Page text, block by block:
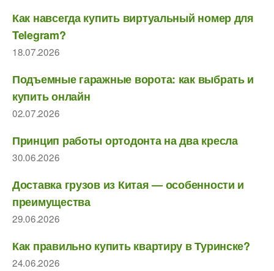
Как навсегда купить виртуальный номер для
Telegram?
18.07.2026
Подъемные гаражные ворота: как выбрать и
купить онлайн
02.07.2026
Принцип работы ортодонта на два кресла
30.06.2026
Доставка грузов из Китая — особенности и
преимущества
29.06.2026
Как правильно купить квартиру в Туринске?
24.06.2026